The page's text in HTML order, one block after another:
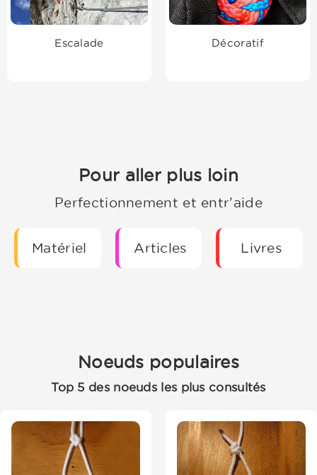
Escalade Décoratif
Pour aller plus loin
Perfectionnement et entr'aide
Matériel Articles Livres
Noeuds populaires
Top 5 des noeuds les plus consultés